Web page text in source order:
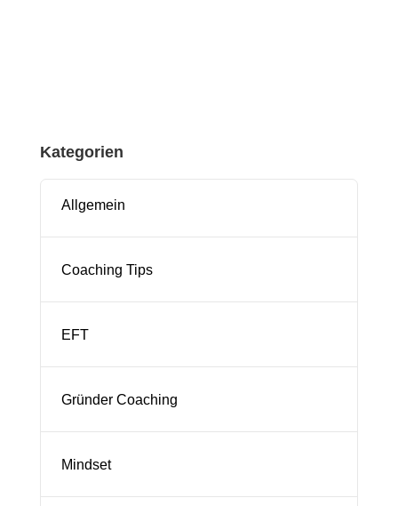
Kategorien
Allgemein
Coaching Tips
EFT
Gründer Coaching
Mindset